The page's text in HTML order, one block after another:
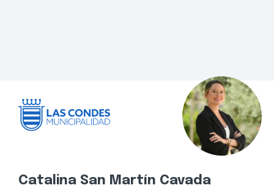
Catalina San Martín Cavada